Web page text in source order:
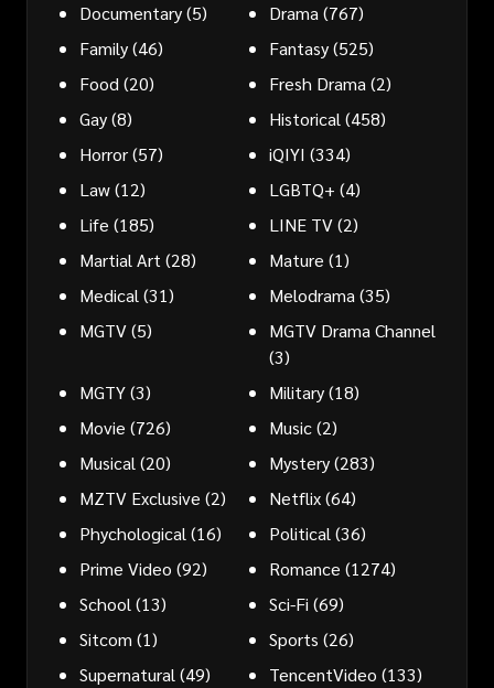
Documentary(5) Drama(767)
Family(46) Fantasy(525)
Food(20) Fresh Drama(2)
Gay(8) Historical(458)
Horror(57) iQIYI (334)
Law(12) LGBTQ+ (4)
Life (185) LINE TV(2)
Martial Art(28) Mature (1)
Medical(31) Melodrama(35)
MGTV(5)
MGTV Drama Channel
(3)
MGTY(3) Military(18)
Movie (726) Music(2)
Musical(20) Mystery(283)
MZTV Exclusive (2) Netflix(64)
Phychological(16) Political(36)
Prime Video (92) Romance (1274)
School(13) Sci-Fi (69)
Sitcom (1) Sports (26)
Supernatural(49) TencentVideo (133)